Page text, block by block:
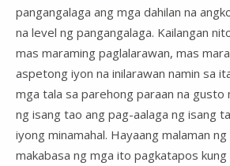
pangangalaga ang mga dahilan na
na level ng pangangalaga. Kailangan
mas maraming paglalarawan, mas
aspetong iyon na inilarawan namin sa
mga tala sa parehong paraan na gusto
ng isang tao ang pag-aalaga ng isang
iyong minamahal. Hayaang malaman
makabasa ng mga ito pagkatapos kung